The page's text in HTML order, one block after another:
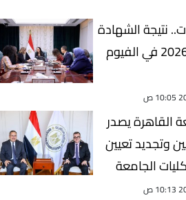
نتيجة الشهادة
القاهرة يصدر
وتجديد تعيين